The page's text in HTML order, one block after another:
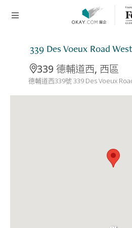
339 Des Voeux Road
339 德輔道西, 西區
德輔道西339號 339 Des Voeux